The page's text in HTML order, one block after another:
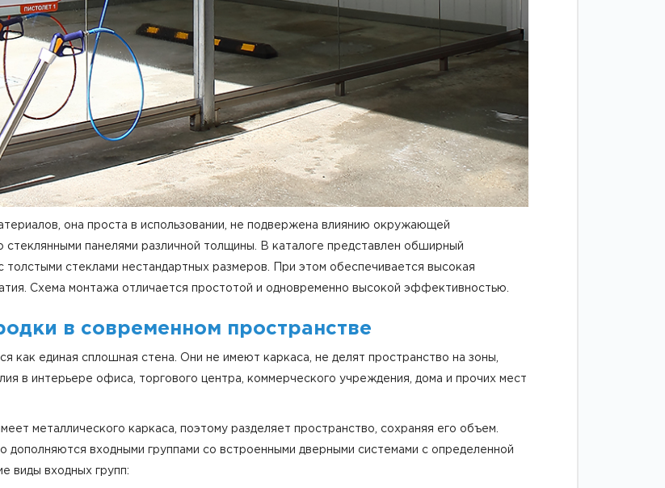
она проста в использовании, не подвержена влиянию окружающей
панелями различной толщины. В каталоге представлен обширный
толстыми стеклами нестандартных размеров. При этом обеспечивается высокая
Схема монтажа отличается простотой и одновременно высокой эффективностью.
в современном пространстве
как единая сплошная стена. Они не имеют каркаса, не делят пространство на зоны,
в интерьере офиса, торгового центра, коммерческого учреждения, дома и прочих мест
металлического каркаса, поэтому разделяет пространство, сохраняя его объем.
дополняются входными группами со встроенными дверными системами с определенной
виды входных групп: